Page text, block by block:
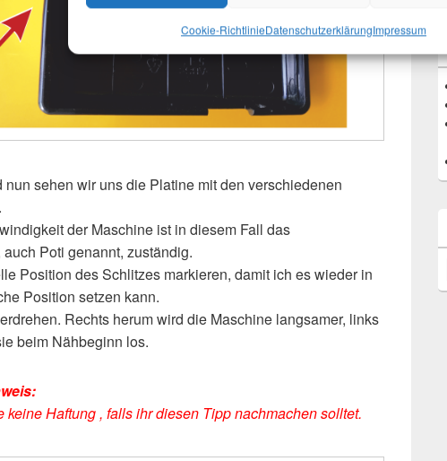
Cookie-RichtlinieDatenschutzerklärungImpressum
nun sehen wir uns die Platine mit den verschiedenen
der Maschine ist in diesem Fall das
auch Poti genannt, zuständig.
Position des Schlitzes markieren, damit ich es wieder in
Position setzen kann.
Rechts herum wird die Maschine langsamer, links
beim Nähbeginn los.
keine Haftung , falls ihr diesen Tipp nachmachen solltet.